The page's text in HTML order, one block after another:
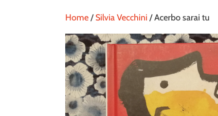
Home/Silvia Vecchini / Acerbo sarai tu